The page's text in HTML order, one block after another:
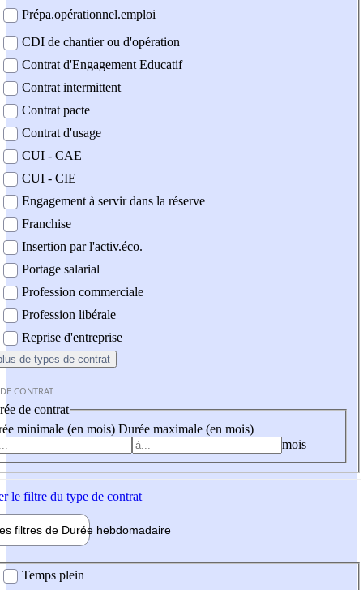
Prépa.opérationnel.emploi
CDI de chantier ou d'opération
Contrat d'Engagement Educatif
Contrat intermittent
Contrat pacte
Contrat d'usage
CUI - CAE
CUI - CIE
Engagement à servir dans la réserve
Franchise
Insertion par l'activ.éco.
Portage salarial
Profession commerciale
Profession libérale
Reprise d'entreprise
de types de contrat
CONTRAT
de contrat
minimale (en mois) Durée maximale (en mois)
mois
le filtre du type de contrat
filtres de Durée hebdomadaire
Temps plein